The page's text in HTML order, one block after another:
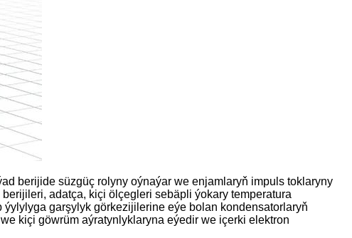
berijide süzgüç rolyny oýnaýar we enjamlaryň impuls toklaryny
adatça, kiçi ölçegleri sebäpli ýokary temperatura
garşylyk görkezijilerine eýe bolan kondensatorlaryň
kiçi göwrüm aýratynlyklaryna eýedir we içerki elektron